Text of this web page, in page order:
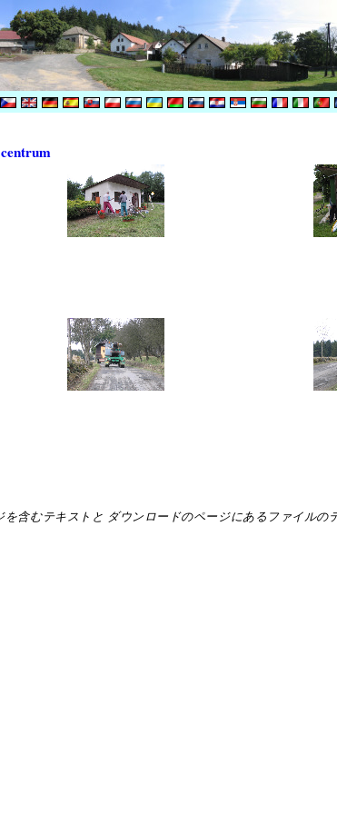
を含むテキストと ダウンロードのページにあるファイル